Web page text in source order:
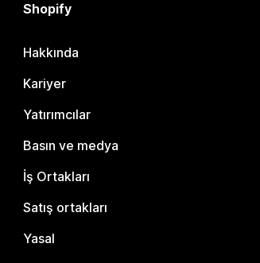
Shopify
Hakkında
Kariyer
Yatırımcılar
Basın ve medya
İş Ortakları
Satış ortakları
Yasal